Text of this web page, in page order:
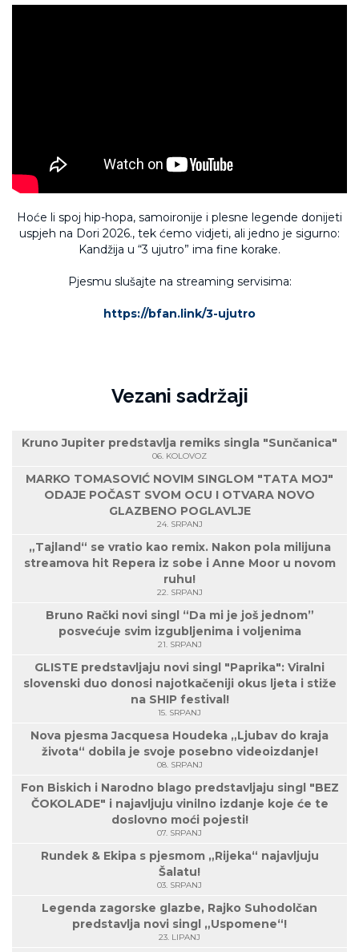
Hoće li spoj hip-hopa, samoironije i plesne legende donijeti
uspjeh na Dori 2026., tek ćemo vidjeti, ali jedno je sigurno:
Kandžija u “3 ujutro” ima fine korake.
Pjesmu slušajte na streaming servisima:
https://bfan.link/3-ujutro
Vezani sadržaji
Kruno Jupiter predstavlja remiks singla "Sunčanica"
06. KOLOVOZ
MARKO TOMASOVIĆ NOVIM SINGLOM "TATA MOJ"
ODAJE POČAST SVOM OCU I OTVARA NOVO
GLAZBENO POGLAVLJE
24. SRPANJ
„Tajland“ se vratio kao remix. Nakon pola milijuna
streamova hit Repera iz sobe i Anne Moor u novom
ruhu!
22. SRPANJ
Bruno Rački novi singl “Da mi je još jednom”
posvećuje svim izgubljenima i voljenima
21. SRPANJ
GLISTE predstavljaju novi singl "Paprika": Viralni
slovenski duo donosi najotkačeniji okus ljeta i stiže
na SHIP festival!
15. SRPANJ
Nova pjesma Jacquesa Houdeka „Ljubav do kraja
života“ dobila je svoje posebno videoizdanje!
08. SRPANJ
Fon Biskich i Narodno blago predstavljaju singl "BEZ
ČOKOLADE" i najavljuju vinilno izdanje koje će te
doslovno moći pojesti!
07. SRPANJ
Rundek & Ekipa s pjesmom „Rijeka“ najavljuju
Šalatu!
03. SRPANJ
Legenda zagorske glazbe, Rajko Suhodolčan
predstavlja novi singl „Uspomene“!
23. LIPANJ